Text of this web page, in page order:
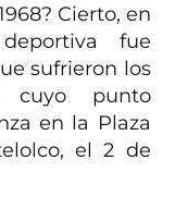
Cierto, en
fue
sufrieron los
cuyo punto
en la Plaza
el 2 de